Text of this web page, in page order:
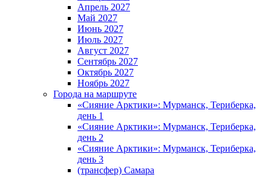
Апрель 2027
Май 2027
Июнь 2027
Июль 2027
Август 2027
Сентябрь 2027
Октябрь 2027
Ноябрь 2027
Города на маршруте
«Сияние Арктики»: Мурманск, Териберка,
день 1
«Сияние Арктики»: Мурманск, Териберка,
день 2
«Сияние Арктики»: Мурманск, Териберка,
день 3
(трансфер) Самара